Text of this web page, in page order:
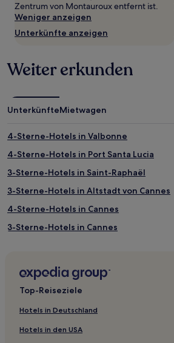
Preise
und
Verfügbarkeiten
können
ändern.
Es
zusätzliche
Bedingungen
Zentrum von Montauroux entfernt ist.
Weniger anzeigen
Unterkünfte anzeigen
Weiter erkunden
UnterkünfteMietwagen
4-Sterne-Hotels in Valbonne
4-Sterne-Hotels in Port Santa Lucia
3-Sterne-Hotels in Saint-Raphaël
3-Sterne-Hotels in Altstadt von Cannes
4-Sterne-Hotels in Cannes
3-Sterne-Hotels in Cannes
4-Sterne-Hotels in Fréjus
Hostels in Cannes
Top-Reiseziele
Hotels in Deutschland
Hotels in den USA